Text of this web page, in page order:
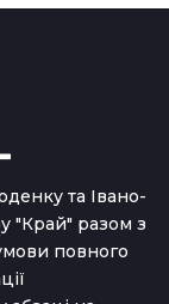
та Івано-
"Край" разом з
повного